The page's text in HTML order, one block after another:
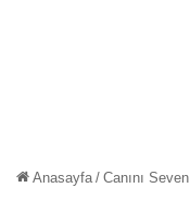
Anasayfa / Canını